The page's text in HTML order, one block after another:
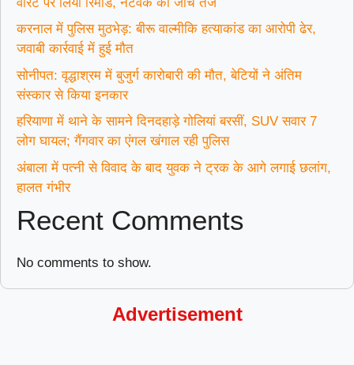
करनाल में पुलिस मुठभेड़: बीरू वाल्मीकि हत्याकांड का आरोपी ढेर,
जवाबी कार्रवाई में हुई मौत
सोनीपत: वृद्धाश्रम में बुजुर्ग कारोबारी की मौत, बेटियों ने अंतिम
संस्कार से किया इनकार
हरियाणा में थाने के सामने दिनदहाड़े गोलियां बरसीं, SUV सवार 7
लोग घायल; गैंगवार का एंगल खंगाल रही पुलिस
अंबाला में पत्नी से विवाद के बाद युवक ने ट्रक के आगे लगाई छलांग,
हालत गंभीर
Recent Comments
No comments to show.
Advertisement